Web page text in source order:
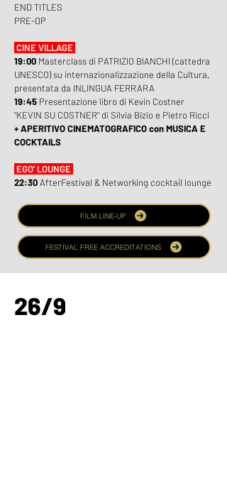
END TITLES
PRE-OP
CINE VILLAGE
19:00 Masterclass di PATRIZIO BIANCHI (cattedra
UNESCO) su internazionalizzazione della Cultura,
presentata da INLINGUA FERRARA
19:45 Presentazione libro di Kevin Costner
"KEVIN SU COSTNER" di Silvia Bizio e Pietro Ricci
+ APERITIVO CINEMATOGRAFICO con MUSICA E
COCKTAILS
EGO' LOUNGE
22:30 AfterFestival & Networking cocktail lounge
FILM LINE-UP
FESTIVAL FREE ACCREDITATIONS
26/9